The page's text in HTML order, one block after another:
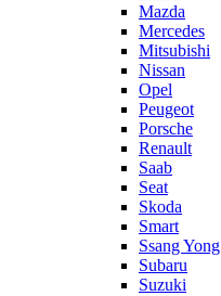
Mazda
Mercedes
Mitsubishi
Nissan
Opel
Peugeot
Porsche
Renault
Saab
Seat
Skoda
Smart
Ssang Yong
Subaru
Suzuki